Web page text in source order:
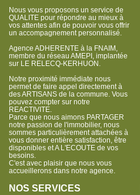
Nous vous proposons un service de
QUALITE pour répondre au mieux à
vos attentes afin de pouvoir vous offrir
un accompagnement personnalisé.
Agence ADHERENTE à la FNAIM,
membre du réseau AMEPI, implantée
sur LE RELECQ-KERHUON.
Notre proximité immédiate nous
permet de faire appel directement à
des ARTISANS de la commune. Vous
pouvez compter sur notre
REACTIVITE.
Parce que nous aimons PARTAGER
notre passion de l'immobilier, nous
sommes particulièrement attachées à
vous donner entière satisfaction, être
disponibles et A L'ECOUTE de vos
besoins.
C'est avec plaisir que nous vous
accueillerons dans notre agence.
NOS SERVICES